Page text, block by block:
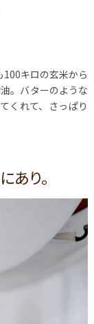
キロの玄米から
。バターのような
くれて、さっぱり
あり。